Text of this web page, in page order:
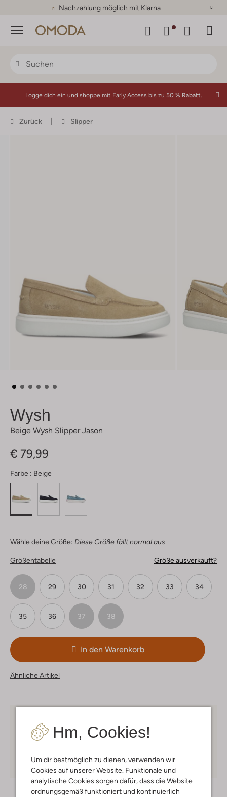
Nachzahlung möglich mit Klarna
Menü
Hm, Cookies!
Um dir bestmöglich zu dienen, verwenden wir
Cookies auf unserer Website. Funktionale und
analytische Cookies sorgen dafür, dass die Website
ordnungsgemäß funktioniert und kontinuierlich
Logge dich ein und shoppe mit Early Access bis zu 50 % Rabatt.
Zurück Slipper
Wysh
Beige Wysh Slipper Jason
€ 79,99
Farbe : Beige
Wähle deine Größe: Diese Größe fällt normal aus
Größentabelle Größe ausverkauft?
28 29 30 31 32 33 34
35 36 37 38
In den Warenkorb
Ähnliche Artikel
Kostenloser Versand
Mitglieder in Deutschland